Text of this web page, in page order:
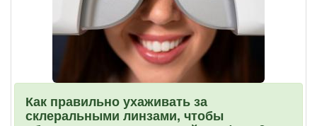
Как правильно ухаживать за
склеральными линзами, чтобы